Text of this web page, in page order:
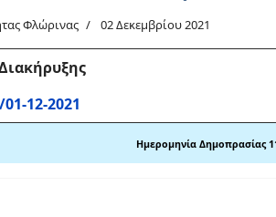
Φλώρινας 02 Δεκεμβρίου 2021
12-2021
Ημερομηνία Δημοπρασίας